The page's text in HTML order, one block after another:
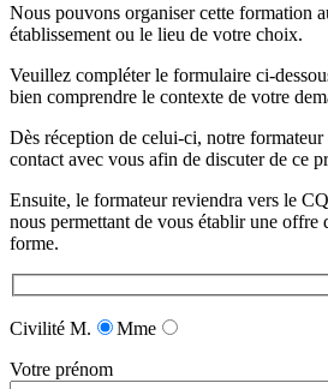
Nous pouvons organiser cette formation
établissement ou le lieu de votre choix.
Veuillez compléter le formulaire ci-
bien comprendre le contexte de votre
Dès réception de celui-ci, notre formateur
contact avec vous afin de discuter de ce
Ensuite, le formateur reviendra vers le
nous permettant de vous établir une offre
forme.
Civilité M.
Mme
Votre prénom